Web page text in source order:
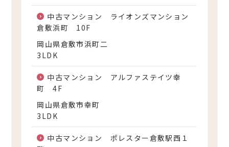
中古マンション ライオンズマンション
倉敷浜町 10F
岡山県倉敷市浜町二
3LDK
中古マンション アルファステイツ幸
町 4F
岡山県倉敷市幸町
3LDK
中古マンション ポレスター倉敷駅西１